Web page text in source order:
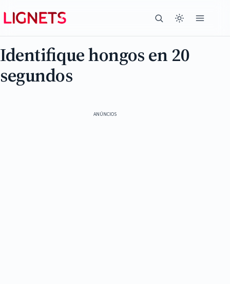
Identifique hongos en 20
segundos
ANÚNCIOS